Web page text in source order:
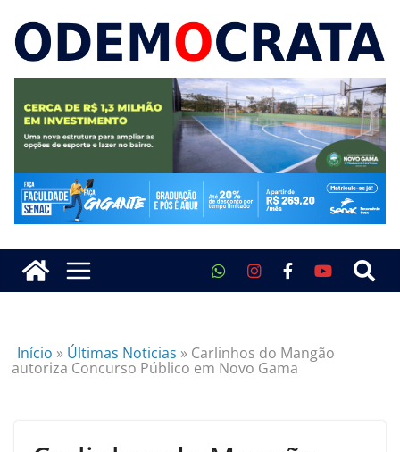
Início » Últimas Noticias » Carlinhos do Mangão
autoriza Concurso Público em Novo Gama